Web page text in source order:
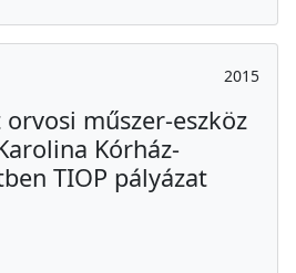
2015
műszer-eszköz
Kórház-
TIOP pályázat